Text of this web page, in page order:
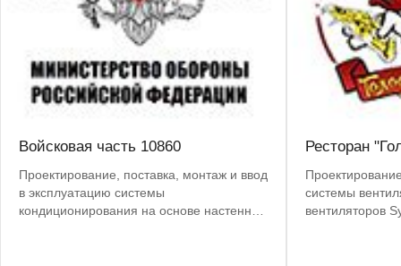
Войсковая часть 10860
Проектирование, поставка, монтаж и ввод
в эксплуатацию системы
кондиционирования на основе настенных
Ресторан
системы
вентиляторов